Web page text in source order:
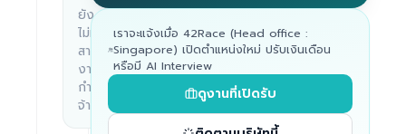
ยัง
ไม่มี
สาย
งานที่
กำลัง
จ้าง
เราจะแจ้งเมื่อ 42Race (Head office :
Singapore) เปิดตำแหน่งใหม่ ปรับเงินเดือน
หรือมี AI Interview
ดูงานที่เปิดรับ